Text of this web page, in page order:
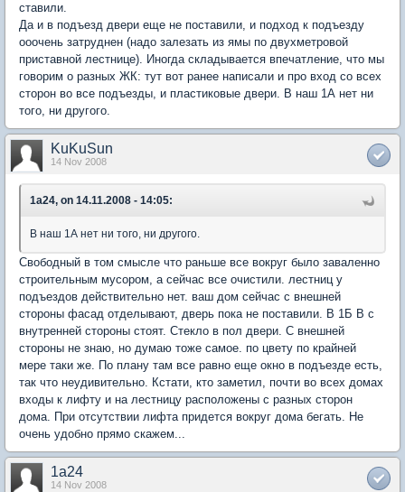
ставили.
Да и в подъезд двери еще не поставили, и подход к подъезду
ооочень затруднен (надо залезать из ямы по двухметровой
приставной лестнице). Иногда складывается впечатление, что мы
говорим о разных ЖК: тут вот ранее написали и про вход со всех
сторон во все подъезды, и пластиковые двери. В наш 1А нет ни
того, ни другого.
KuKuSun
14 Nov 2008
1a24, on 14.11.2008 - 14:05:
В наш 1А нет ни того, ни другого.
Свободный в том смысле что раньше все вокруг было заваленно
строительным мусором, а сейчас все очистили. лестниц у
подъездов действительно нет. ваш дом сейчас с внешней
стороны фасад отделывают, дверь пока не поставили. В 1Б В с
внутренней стороны стоят. Стекло в пол двери. С внешней
стороны не знаю, но думаю тоже самое. по цвету по крайней
мере таки же. По плану там все равно еще окно в подъезде есть,
так что неудивительно. Кстати, кто заметил, почти во всех домах
входы к лифту и на лестницу расположены с разных сторон
дома. При отсутствии лифта придется вокруг дома бегать. Не
очень удобно прямо скажем...
1a24
14 Nov 2008